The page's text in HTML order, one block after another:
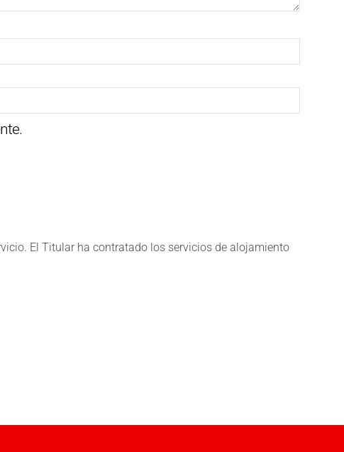
El Titular ha contratado los servicios de alojamiento